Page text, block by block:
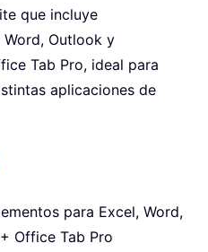
que incluye
Outlook y
Tab Pro, ideal para
aplicaciones de
para Excel, Word,
Office Tab Pro